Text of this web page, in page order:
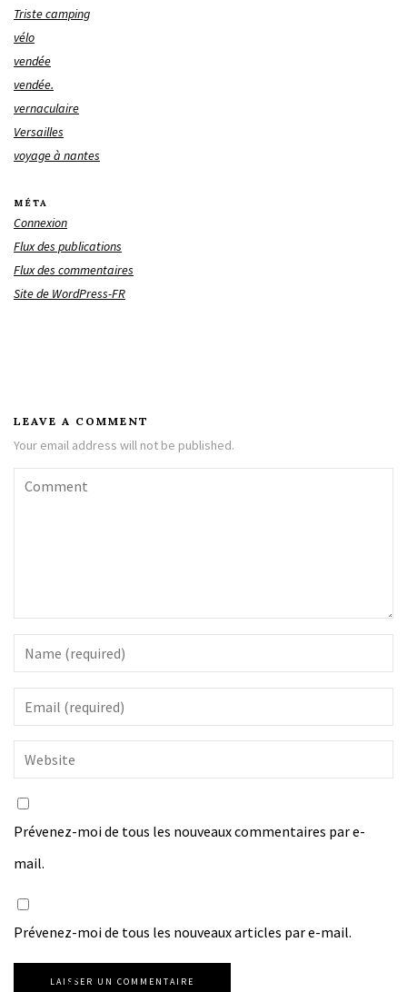
Triste camping
vélo
vendée
vendée.
vernaculaire
Versailles
voyage à nantes
MÉTA
Connexion
Flux des publications
Flux des commentaires
Site de WordPress-FR
LEAVE A COMMENT
Your email address will not be published.
Prévenez-moi de tous les nouveaux commentaires par e-
mail.
Prévenez-moi de tous les nouveaux articles par e-mail.
LAISSER UN COMMENTAIRE